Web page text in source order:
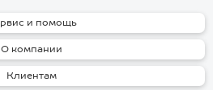
и помощь
О компании
Клиентам